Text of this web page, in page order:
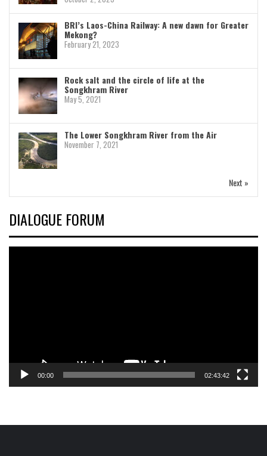
BRI’s Laos-China Railway: A new dawn for Greater
Mekong?
February 21, 2023
Rock salt and the circle of life at the
Songkhram River
May 5, 2021
The Lower Songkhram River from the Air
November 7, 2021
Next »
DIALOGUE FORUM
00:00 02:43:42